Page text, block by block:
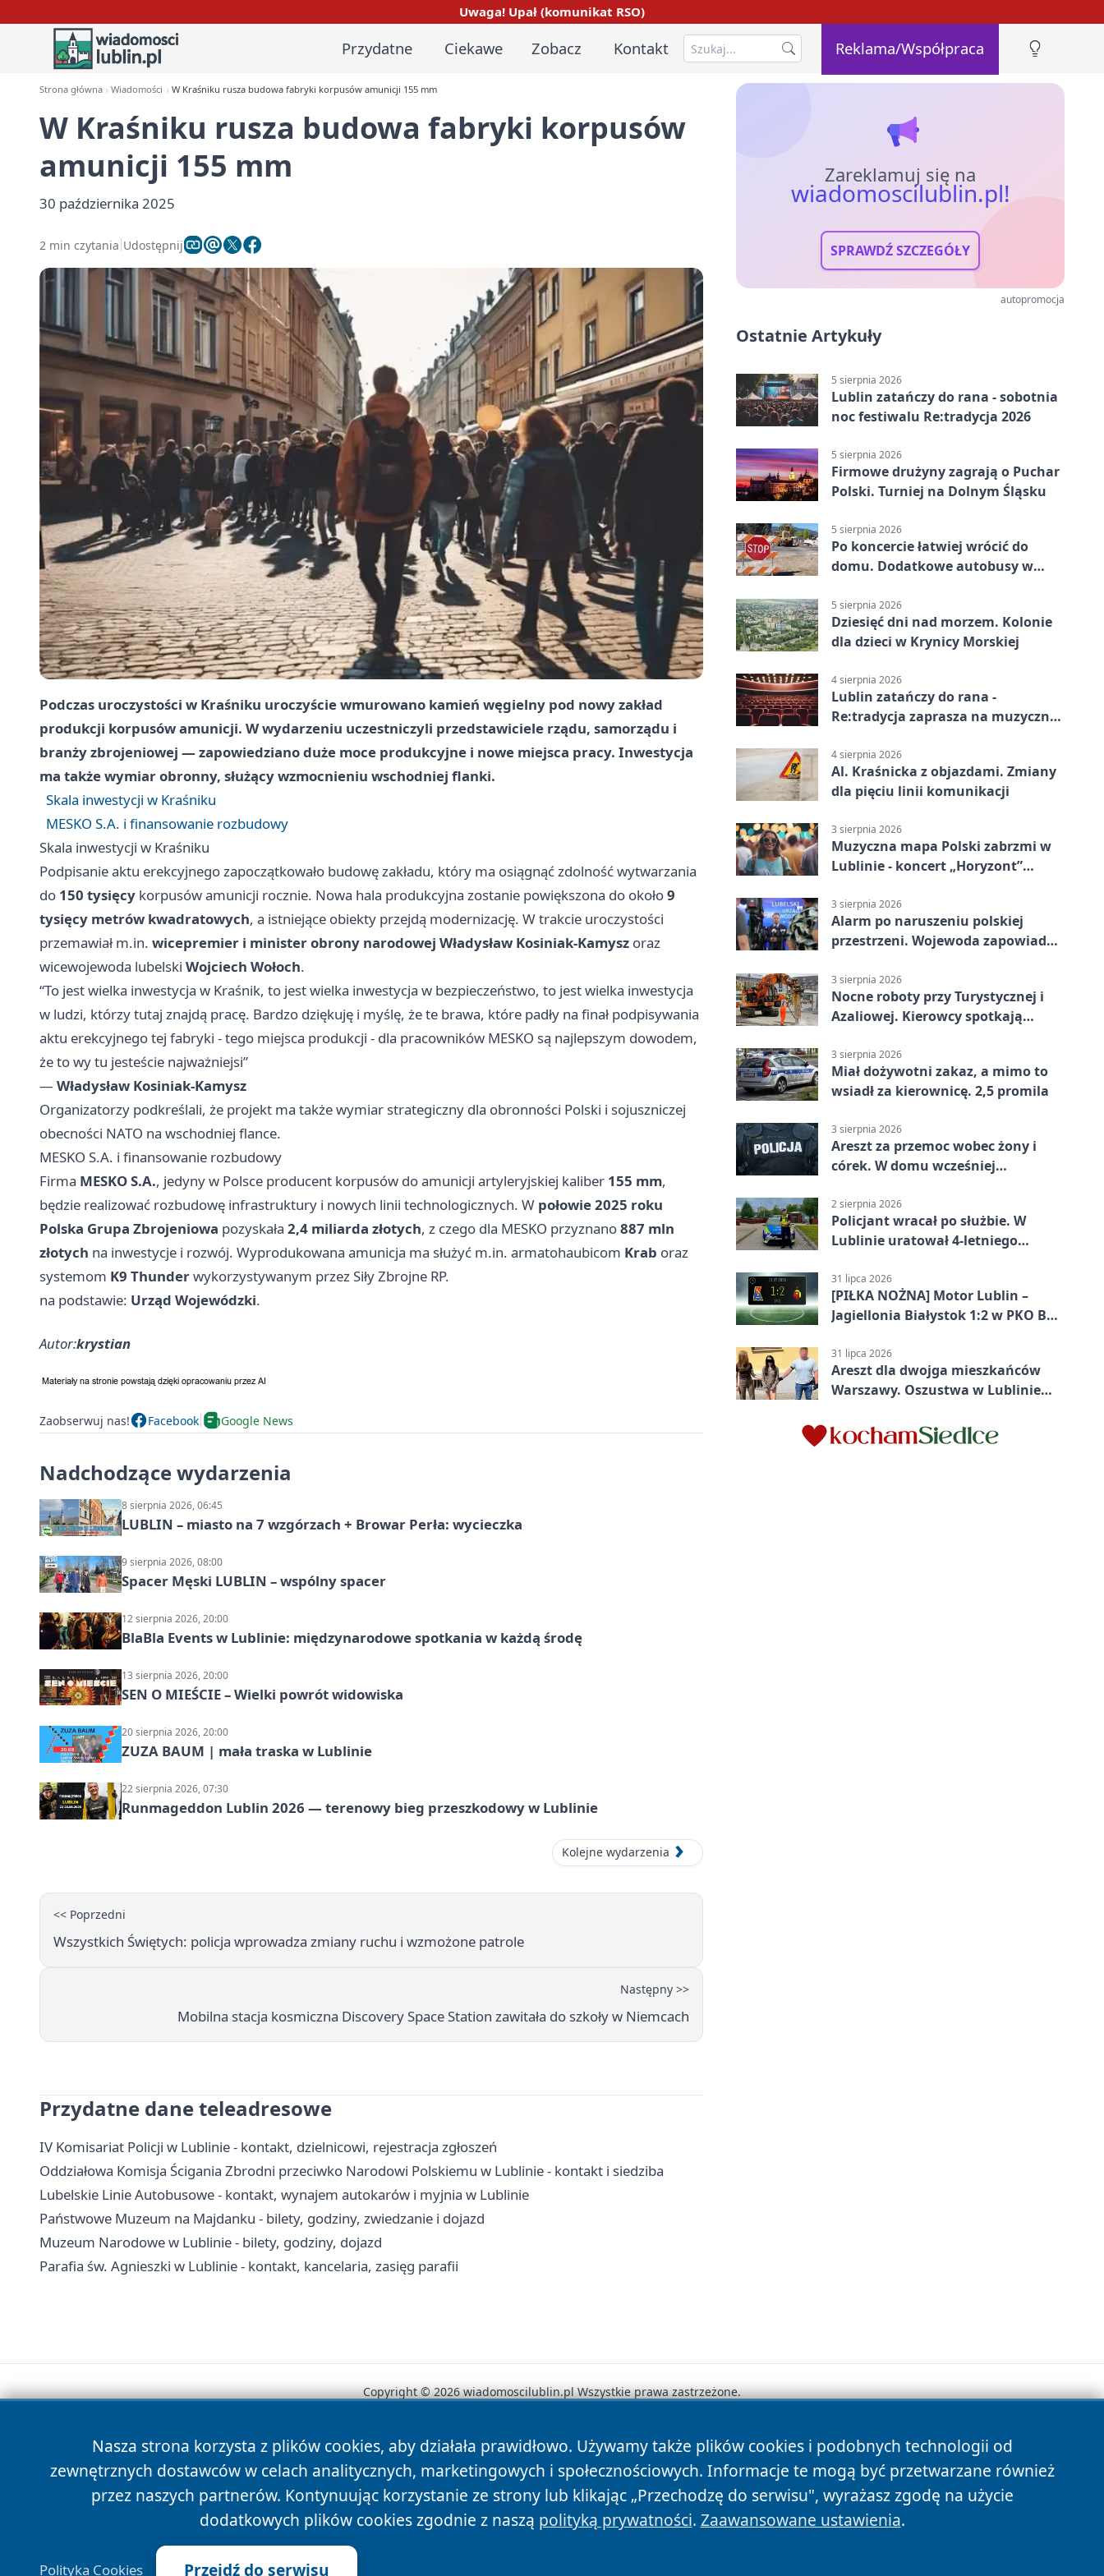
Uwaga! Upał (komunikat RSO)
Przydatne Ciekawe Zobacz Kontakt Reklama/Współpraca
Strona główna Wiadomości W Kraśniku rusza budowa fabryki korpusów amunicji 155 mm
W Kraśniku rusza budowa fabryki korpusów
amunicji 155 mm
30 października 2025
2 min czytania Udostępnij
Podczas uroczystości w Kraśniku uroczyście wmurowano kamień węgielny pod nowy zakład
produkcji korpusów amunicji. W wydarzeniu uczestniczyli przedstawiciele rządu, samorządu i
branży zbrojeniowej — zapowiedziano duże moce produkcyjne i nowe miejsca pracy. Inwestycja
ma także wymiar obronny, służący wzmocnieniu wschodniej flanki.
Skala inwestycji w Kraśniku
MESKO S.A. i finansowanie rozbudowy
Skala inwestycji w Kraśniku
Podpisanie aktu erekcyjnego zapoczątkowało budowę zakładu, który ma osiągnąć zdolność wytwarzania
do 150 tysięcy korpusów amunicji rocznie. Nowa hala produkcyjna zostanie powiększona do około9
tysięcy metrów kwadratowych, a istniejące obiekty przejdą modernizację. W trakcie uroczystości
przemawiał m.in. wicepremier i minister obrony narodowej Władysław Kosiniak‑Kamysz oraz
wicewojewoda lubelski Wojciech Wołoch.
“To jest wielka inwestycja w Kraśnik, to jest wielka inwestycja w bezpieczeństwo, to jest wielka inwestycja
w ludzi, którzy tutaj znajdą pracę. Bardzo dziękuję i myślę, że te brawa, które padły na finał podpisywania
aktu erekcyjnego tej fabryki - tego miejsca produkcji - dla pracowników MESKO są najlepszym dowodem,
że to wy tu jesteście najważniejsi”
— Władysław Kosiniak‑Kamysz
Organizatorzy podkreślali, że projekt ma także wymiar strategiczny dla obronności Polski i sojuszniczej
obecności NATO na wschodniej flance.
MESKO S.A. i finansowanie rozbudowy
Firma MESKO S.A., jedyny w Polsce producent korpusów do amunicji artyleryjskiej kaliber 155 mm,
będzie realizować rozbudowę infrastruktury i nowych linii technologicznych. W połowie 2025 roku
Polska Grupa Zbrojeniowa pozyskała 2,4 miliarda złotych, z czego dla MESKO przyznano887 mln
złotych na inwestycje i rozwój. Wyprodukowana amunicja ma służyć m.in. armatohaubicom Krab oraz
systemom K9 Thunderwykorzystywanym przez Siły Zbrojne RP.
na podstawie: Urząd Wojewódzki.
Autor:krystian
Zaobserwuj nas! Facebook Google News
Nadchodzące wydarzenia
8 sierpnia 2026, 06:45
LUBLIN – miasto na 7 wzgórzach + Browar Perła: wycieczka
9 sierpnia 2026, 08:00
Spacer Męski LUBLIN – wspólny spacer
12 sierpnia 2026, 20:00
BlaBla Events w Lublinie: międzynarodowe spotkania w każdą środę
13 sierpnia 2026, 20:00
SEN O MIEŚCIE – Wielki powrót widowiska
20 sierpnia 2026, 20:00
ZUZA BAUM | mała traska w Lublinie
22 sierpnia 2026, 07:30
Runmageddon Lublin 2026 — terenowy bieg przeszkodowy w Lublinie
Kolejne wydarzenia
<< Poprzedni
Wszystkich Świętych: policja wprowadza zmiany ruchu i wzmożone patrole
Następny >>
Mobilna stacja kosmiczna Discovery Space Station zawitała do szkoły w Niemcach
Przydatne dane teleadresowe
IV Komisariat Policji w Lublinie - kontakt, dzielnicowi, rejestracja zgłoszeń
Oddziałowa Komisja Ścigania Zbrodni przeciwko Narodowi Polskiemu w Lublinie - kontakt i siedziba
Lubelskie Linie Autobusowe - kontakt, wynajem autokarów i myjnia w Lublinie
Państwowe Muzeum na Majdanku - bilety, godziny, zwiedzanie i dojazd
Muzeum Narodowe w Lublinie - bilety, godziny, dojazd
Parafia św. Agnieszki w Lublinie - kontakt, kancelaria, zasięg parafii
Zareklamuj się na
wiadomoscilublin.pl!
SPRAWDŹ SZCZEGÓŁY
autopromocja
Ostatnie Artykuły
5 sierpnia 2026
Lublin zatańczy do rana - sobotnia
noc festiwalu Re:tradycja 2026
5 sierpnia 2026
Firmowe drużyny zagrają o Puchar
Polski. Turniej na Dolnym Śląsku
5 sierpnia 2026
Po koncercie łatwiej wrócić do
domu. Dodatkowe autobusy w
5 sierpnia 2026
Dziesięć dni nad morzem. Kolonie
dla dzieci w Krynicy Morskiej
4 sierpnia 2026
Lublin zatańczy do rana -
Re:tradycja zaprasza na muzyczną
4 sierpnia 2026
Al. Kraśnicka z objazdami. Zmiany
dla pięciu linii komunikacji
3 sierpnia 2026
Muzyczna mapa Polski zabrzmi w
Lublinie - koncert „Horyzont”
3 sierpnia 2026
Alarm po naruszeniu polskiej
przestrzeni. Wojewoda zapowiada
3 sierpnia 2026
Nocne roboty przy Turystycznej i
Azaliowej. Kierowcy spotkają
3 sierpnia 2026
Miał dożywotni zakaz, a mimo to
wsiadł za kierownicę. 2,5 promila
3 sierpnia 2026
Areszt za przemoc wobec żony i
córek. W domu wcześniej
2 sierpnia 2026
Policjant wracał po służbie. W
Lublinie uratował 4-letniego
31 lipca 2026
[PIŁKA NOŻNA] Motor Lublin –
Jagiellonia Białystok 1:2 w PKO BP
zabrał gospodarzom remis
31 lipca 2026
Areszt dla dwojga mieszkańców
Warszawy. Oszustwa w Lublinie
Nasza strona korzysta z plików cookies, aby działała prawidłowo. Używamy także plików cookies i podobnych technologii od
zewnętrznych dostawców w celach analitycznych, marketingowych i społecznościowych. Informacje te mogą być przetwarzane również
przez naszych partnerów. Kontynuując korzystanie ze strony lub klikając „Przechodzę do serwisu", wyrażasz zgodę na użycie
dodatkowych plików cookies zgodnie z naszą polityką prywatności. Zaawansowane ustawienia.
Polityka Cookies Przejdź do serwisu
Copyright © 2026 wiadomoscilublin.pl Wszystkie prawa zastrzeżone.
News Autorzy Polityka Prywatności Polityka Cookies